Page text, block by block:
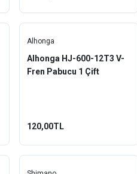
Alhonga
Alhonga HJ-600-12T3 V-
Fren Pabucu 1 Çift
120,00TL